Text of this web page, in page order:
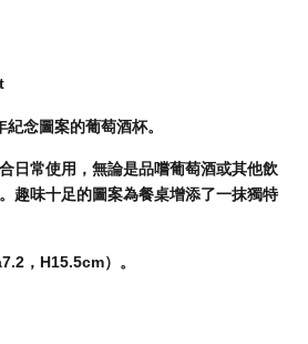
念圖案的葡萄酒杯。
日常使用，無論是品嚐葡萄酒或其他飲
趣味十足的圖案為餐桌增添了一抹獨特
7.2，H15.5cm）。